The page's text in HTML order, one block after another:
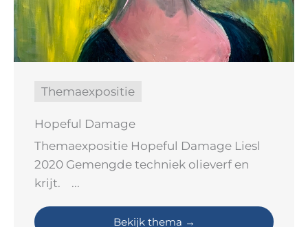
Themaexpositie
Hopeful Damage
Themaexpositie Hopeful Damage Liesl
2020 Gemengde techniek olieverf en
krijt. ...
Bekijk thema →